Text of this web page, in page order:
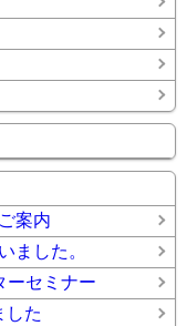
案内
ました。
ーセミナー
した